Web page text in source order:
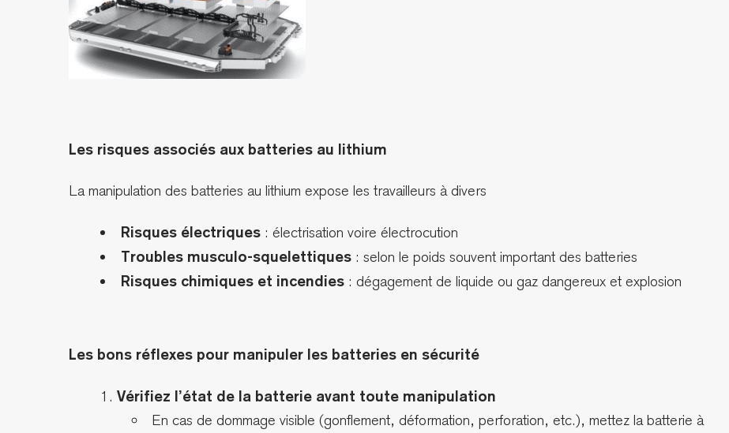
Les risques associés aux batteries au lithium
La manipulation des batteries au lithium expose les travailleurs à divers
Risques électriques : électrisation voire électrocution
Troubles musculo-squelettiques : selon le poids souvent important des batteries
Risques chimiques et incendies : dégagement de liquide ou gaz dangereux et explosion
Les bons réflexes pour manipuler les batteries en sécurité
Vérifiez l’état de la batterie avant toute manipulation
En cas de dommage visible (gonflement, déformation, perforation, etc.), mettez la batterie à